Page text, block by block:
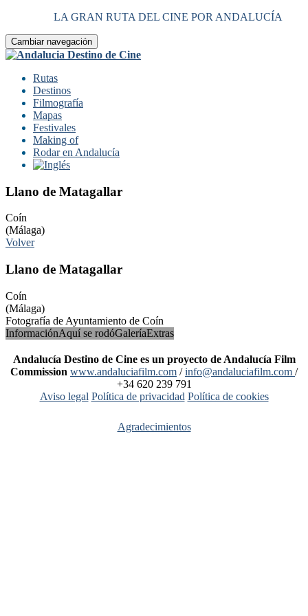
LA GRAN RUTA DEL CINE POR ANDALUCÍA
Cambiar navegación
Rutas
Destinos
Filmografía
Mapas
Festivales
Making of
Rodar en Andalucía
Llano de Matagallar
Coín
(Málaga)
Volver
Llano de Matagallar
Coín
(Málaga)
Fotografía de Ayuntamiento de Coín
InformaciónAquí se rodóGaleríaExtras
Andalucía Destino de Cine es un proyecto de Andalucía Film
Commission www.andaluciafilm.com /info@andaluciafilm.com /
+34 620 239 791
Aviso legal Política de privacidad Política de cookies
Agradecimientos